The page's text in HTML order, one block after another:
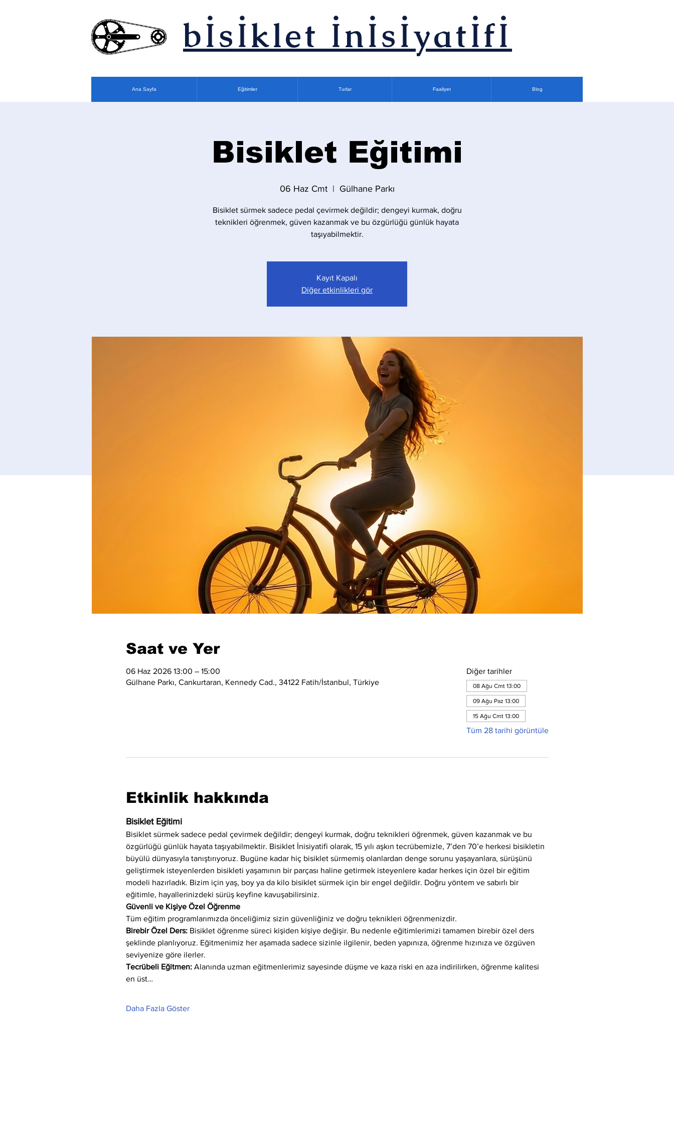
bİsİklet İnİsİyatİfİ
Ana Sayfa Eğitimler Turlar Faaliyet Blog
Bisiklet Eğitimi
06 Haz Cmt
  |
Gülhane Parkı
Bisiklet sürmek sadece pedal çevirmek değildir; dengeyi kurmak, doğru
teknikleri öğrenmek, güven kazanmak ve bu özgürlüğü günlük hayata
taşıyabilmektir.
Kayıt Kapalı
Diğer etkinlikleri gör
Saat ve Yer
06 Haz 2026 13:00 – 15:00
Gülhane Parkı, Cankurtaran, Kennedy Cad., 34122 Fatih/İstanbul, Türkiye
Diğer tarihler
08 Ağu Cmt 13:00
09 Ağu Paz 13:00
15 Ağu Cmt 13:00
Tüm 28 tarihi görüntüle
Etkinlik hakkında
Bisiklet Eğitimi
Bisiklet sürmek sadece pedal çevirmek değildir; dengeyi kurmak, doğru teknikleri öğrenmek, güven kazanmak ve bu
özgürlüğü günlük hayata taşıyabilmektir. Bisiklet İnisiyatifi olarak, 15 yılı aşkın tecrübemizle, 7’den 70’e herkesi bisikletin
büyülü dünyasıyla tanıştırıyoruz. Bugüne kadar hiç bisiklet sürmemiş olanlardan denge sorunu yaşayanlara, sürüşünü
geliştirmek isteyenlerden bisikleti yaşamının bir parçası haline getirmek isteyenlere kadar herkes için özel bir eğitim
modeli hazırladık. Bizim için yaş, boy ya da kilo bisiklet sürmek için bir engel değildir. Doğru yöntem ve sabırlı bir
eğitimle, hayallerinizdeki sürüş keyfine kavuşabilirsiniz.
Güvenli ve Kişiye Özel Öğrenme
Tüm eğitim programlarımızda önceliğimiz sizin güvenliğiniz ve doğru teknikleri öğrenmenizdir.
Birebir Özel Ders: Bisiklet öğrenme süreci kişiden kişiye değişir. Bu nedenle eğitimlerimizi tamamen birebir özel ders
şeklinde planlıyoruz. Eğitmenimiz her aşamada sadece sizinle ilgilenir, beden yapınıza, öğrenme hızınıza ve özgüven
seviyenize göre ilerler.
Tecrübeli Eğitmen: Alanında uzman eğitmenlerimiz sayesinde düşme ve kaza riski en aza indirilirken, öğrenme kalitesi
en üst…
Daha Fazla Göster